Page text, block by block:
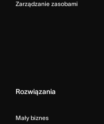
Zarządzanie zasobami
Rozwiązania
Mały biznes